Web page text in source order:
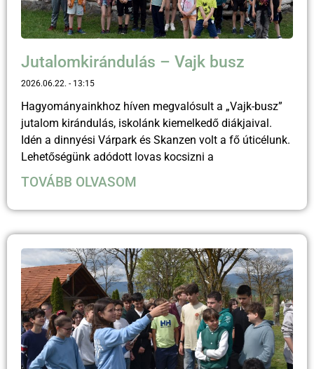
Jutalomkirándulás – Vajk busz
2026.06.22. 13:15
Hagyományainkhoz híven megvalósult a „Vajk-busz”
jutalom kirándulás, iskolánk kiemelkedő diákjaival.
Idén a dinnyési Várpark és Skanzen volt a fő úticélunk.
Lehetőségünk adódott lovas kocsizni a
TOVÁBB OLVASOM